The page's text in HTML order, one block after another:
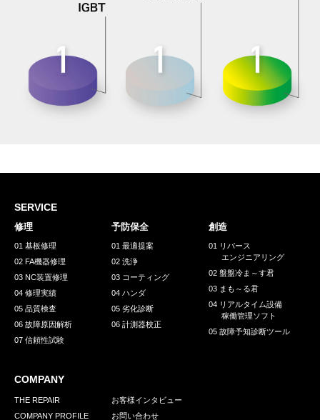
SERVICE
修理
01 基板修理
02 FA機器修理
03 NC装置修理
04 修理実績
05 品質検査
06 故障原因解析
07 信頼性試験
予防保全
01 最適提案
02 洗浄
03 コーティング
04 ハンダ
05 劣化診断
06 計測器校正
創造
01 リバース
エンジニアリング
02 盤盤冷ま～す君
03 まも～る君
04 リアルタイム設備
稼働管理ソフト
05 故障予知診断ツール
COMPANY
THE REPAIR
COMPANY PROFILE
お客様インタビュー
お問い合わせ